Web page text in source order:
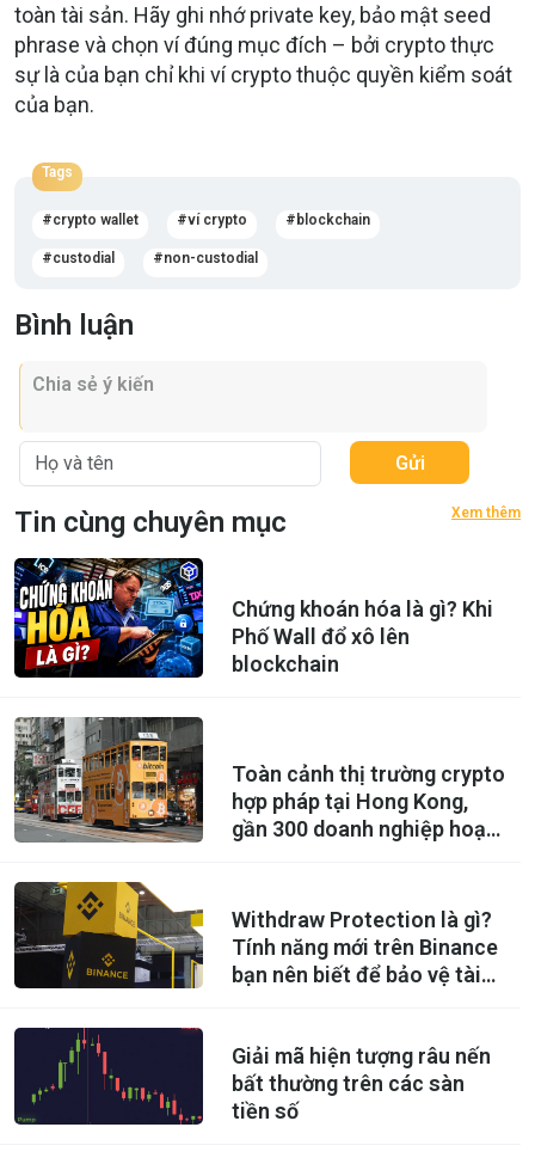
toàn tài sản. Hãy ghi nhớ private key, bảo mật seed
phrase và chọn ví đúng mục đích – bởi crypto thực
sự là của bạn chỉ khi ví crypto thuộc quyền kiểm soát
của bạn.
Tags
crypto wallet ví crypto blockchain
custodial non-custodial
Bình luận
Gửi
Tin cùng chuyên mục Xem thêm
Chứng khoán hóa là gì? Khi
Phố Wall đổ xô lên
blockchain
Toàn cảnh thị trường crypto
hợp pháp tại Hong Kong,
gần 300 doanh nghiệp hoạt
Withdraw Protection là gì?
Tính năng mới trên Binance
bạn nên biết để bảo vệ tài
Giải mã hiện tượng râu nến
bất thường trên các sàn
tiền số